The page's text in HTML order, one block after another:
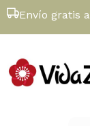
Envío gratis